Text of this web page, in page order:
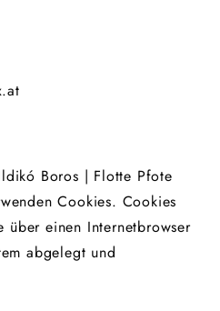
Boros | Flotte Pfote
Cookies. Cookies
über einen Internetbrowser
abgelegt und